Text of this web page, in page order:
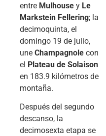
entre Mulhouse y Le
Markstein Fellering; la
decimoquinta, el
domingo 19 de julio,
une Champagnole con
el Plateau de Solaison
en 183.9 kilómetros de
montaña.
Después del segundo
descanso, la
decimosexta etapa se